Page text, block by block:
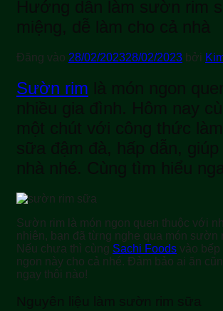
Hướng dẫn làm sườn rim
miệng, dễ làm cho cả nhà
Đăng vào 28/02/202328/02/2023 bởi
Sườn rim là món ngon
nhiều gia đình. Hôm nay
một chút với công thức
sữa đậm đà, hấp dẫn, giúp
nhà nhé. Cùng tìm hiểu
Sườn rim là món ngon quen thuộc với
nhiên, bạn đã từng nghe qua món sườn
Nếu chưa thì cùng Sachi Foods vào bếp
ngon này cho cả nhé. Đảm bảo ai ăn
ngay thôi nào!
Nguyên liệu làm sườn rim sữa